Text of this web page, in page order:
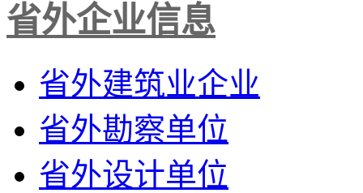
省外企业信息
省外建筑业企业
省外勘察单位
省外设计单位